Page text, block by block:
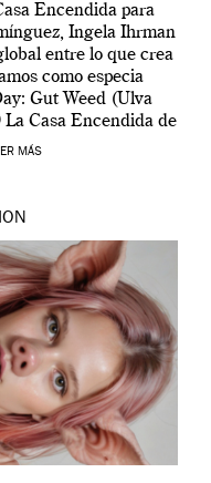
Encendida para
Ingela Ihrman
entre lo que crea
como especia
Gut Weed (Ulva
Casa Encendida de
[…]
MÁS